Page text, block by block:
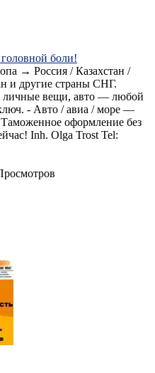
боли!
→ Россия / Казахстан /
и другие страны СНГ.
личные вещи, авто — любой
- Авто / авиа / море —
оформление без
Inh. Olga Trost Tel: